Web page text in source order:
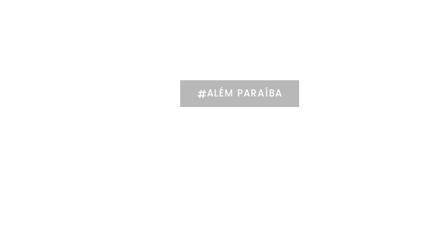
ALÉM PARAÍBA